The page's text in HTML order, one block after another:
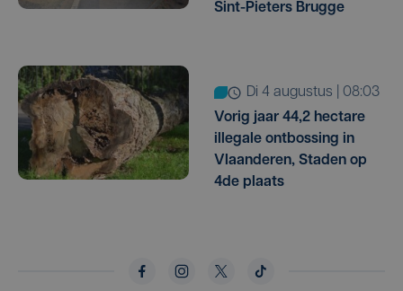
Sint-Pieters Brugge
di 4 augustus | 08:03
Vorig jaar 44,2 hectare
illegale ontbossing in
Vlaanderen, Staden op
4de plaats